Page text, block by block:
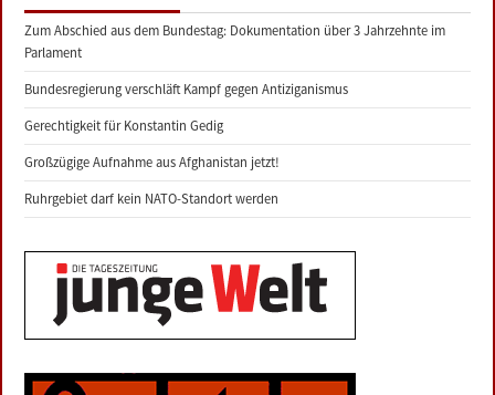
Zum Abschied aus dem Bundestag: Dokumentation über 3 Jahrzehnte im
Parlament
Bundesregierung verschläft Kampf gegen Antiziganismus
Gerechtigkeit für Konstantin Gedig
Großzügige Aufnahme aus Afghanistan jetzt!
Ruhrgebiet darf kein NATO-Standort werden